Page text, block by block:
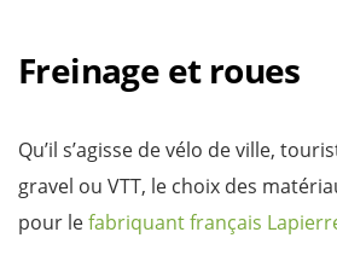
Freinage et roues
Qu’il s’agisse de vélo de ville,
gravel ou VTT, le choix des
pour lefabriquant français